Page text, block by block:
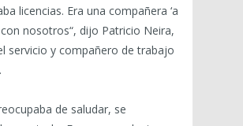
licencias. Era una compañera ‘a
nosotros“, dijo Patricio Neira,
servicio y compañero de trabajo
de saludar, se